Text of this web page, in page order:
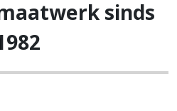
sinds